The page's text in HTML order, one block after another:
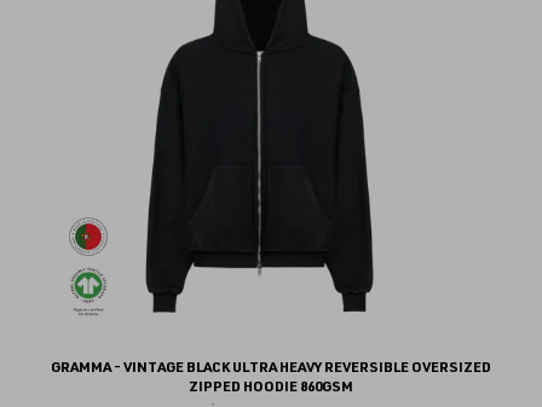
GRAMMA - VINTAGE BLACK ULTRA HEAVY REVERSIBLE OVERSIZED
ZIPPED HOODIE 860GSM